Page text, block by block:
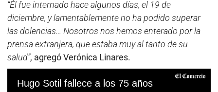
“Él fue internado hace algunos días, el 19 de
diciembre, y lamentablemente no ha podido superar
las dolencias… Nosotros nos hemos enterado por la
prensa extranjera, que estaba muy al tanto de su
salud”, agregó Verónica Linares.
Hugo Sotil fallece a los 75 años